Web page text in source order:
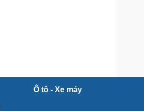
Ô tô - Xe máy